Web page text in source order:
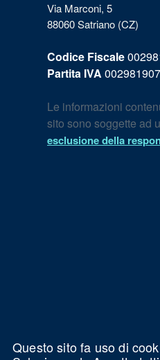
Questo sito fa uso di
Via Marconi, 5
88060 Satriano (CZ)
Codice Fiscale
Partita IVA
Le informazioni
sito sono soggette ad
esclusione della